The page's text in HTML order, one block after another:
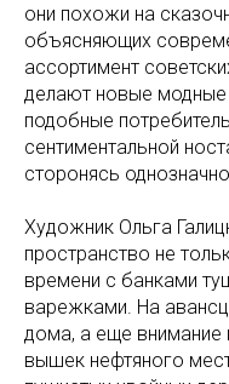
они похожи на
объясняющих
ассортимент
делают новые модные
подобные
сентиментальной
сторонясь
Художник Ольга
пространство не
времени с банками
варежками. На
дома, а еще внимание
вышек нефтяного